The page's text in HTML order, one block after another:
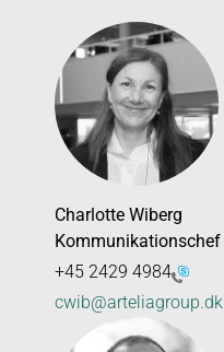
Charlotte Wiberg
Kommunikationschef
+45 2429 4984
cwib@arteliagroup.dk